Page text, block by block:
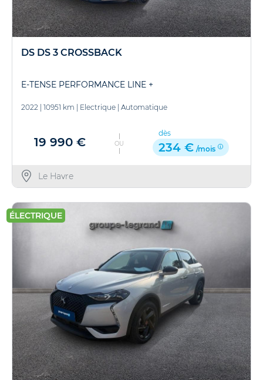
DS DS 3 CROSSBACK
E-TENSE PERFORMANCE LINE +
2022 10951 km Electrique Automatique
19 990 € OU
dès
234 € /mois
Le Havre
ÉLECTRIQUE